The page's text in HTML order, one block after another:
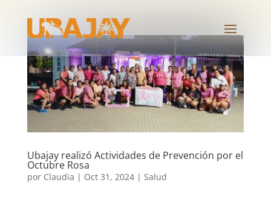
Ubajay realizó Actividades de Prevención por el
Octubre Rosa
por Claudia | Oct 31, 2024| Salud